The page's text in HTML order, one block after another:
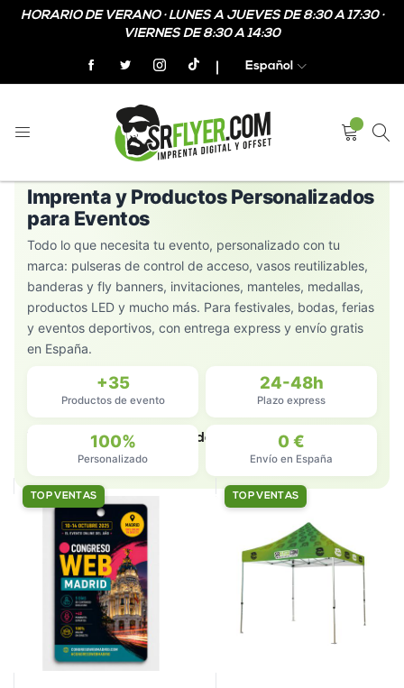
HORARIO DE VERANO · LUNES A JUEVES DE 8:30 A 17:30 ·
VIERNES DE 8:30 A 14:30
Español
Imprenta y Productos Personalizados
para Eventos
Todo lo que necesita tu evento, personalizado con tu
marca: pulseras de control de acceso, vasos reutilizables,
banderas y fly banners, invitaciones, manteles, medallas,
productos LED y mucho más. Para festivales, bodas, ferias
y eventos deportivos, con entrega express y envío gratis
en España.
+35
Productos de evento
24-48h
Plazo express
100%
Personalizado
0 €
Envío en España
Ordenar Set
TOP VENTAS TOP VENTAS